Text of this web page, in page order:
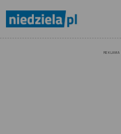
REKLAMA